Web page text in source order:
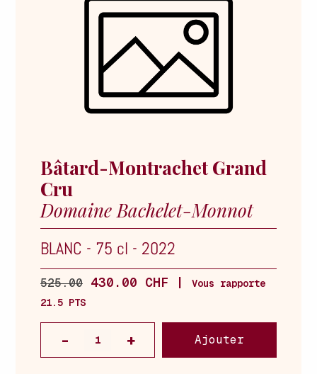
Bâtard-Montrachet Grand
Cru
Domaine Bachelet-Monnot
BLANC - 75 cl - 2022
525.00 430.00 CHF |
Vous rapporte
21.5 PTS
Ajouter